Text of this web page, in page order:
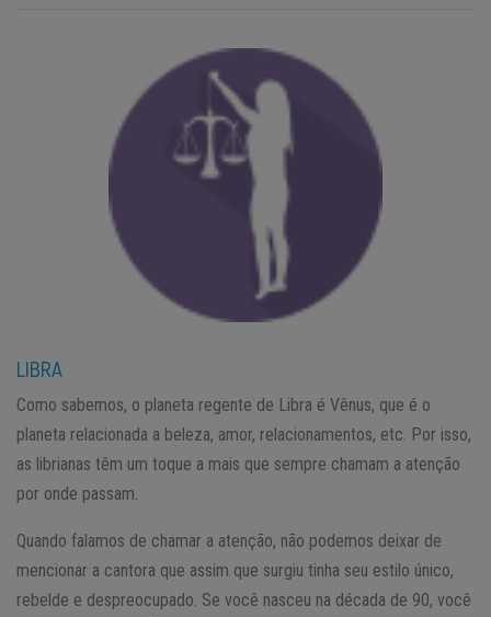
LIBRA
Como sabemos, o planeta regente de Libra é Vênus, que é o
planeta relacionada a beleza, amor, relacionamentos, etc. Por isso,
as librianas têm um toque a mais que sempre chamam a atenção
por onde passam.
Quando falamos de chamar a atenção, não podemos deixar de
mencionar a cantora que assim que surgiu tinha seu estilo único,
rebelde e despreocupado. Se você nasceu na década de 90, você